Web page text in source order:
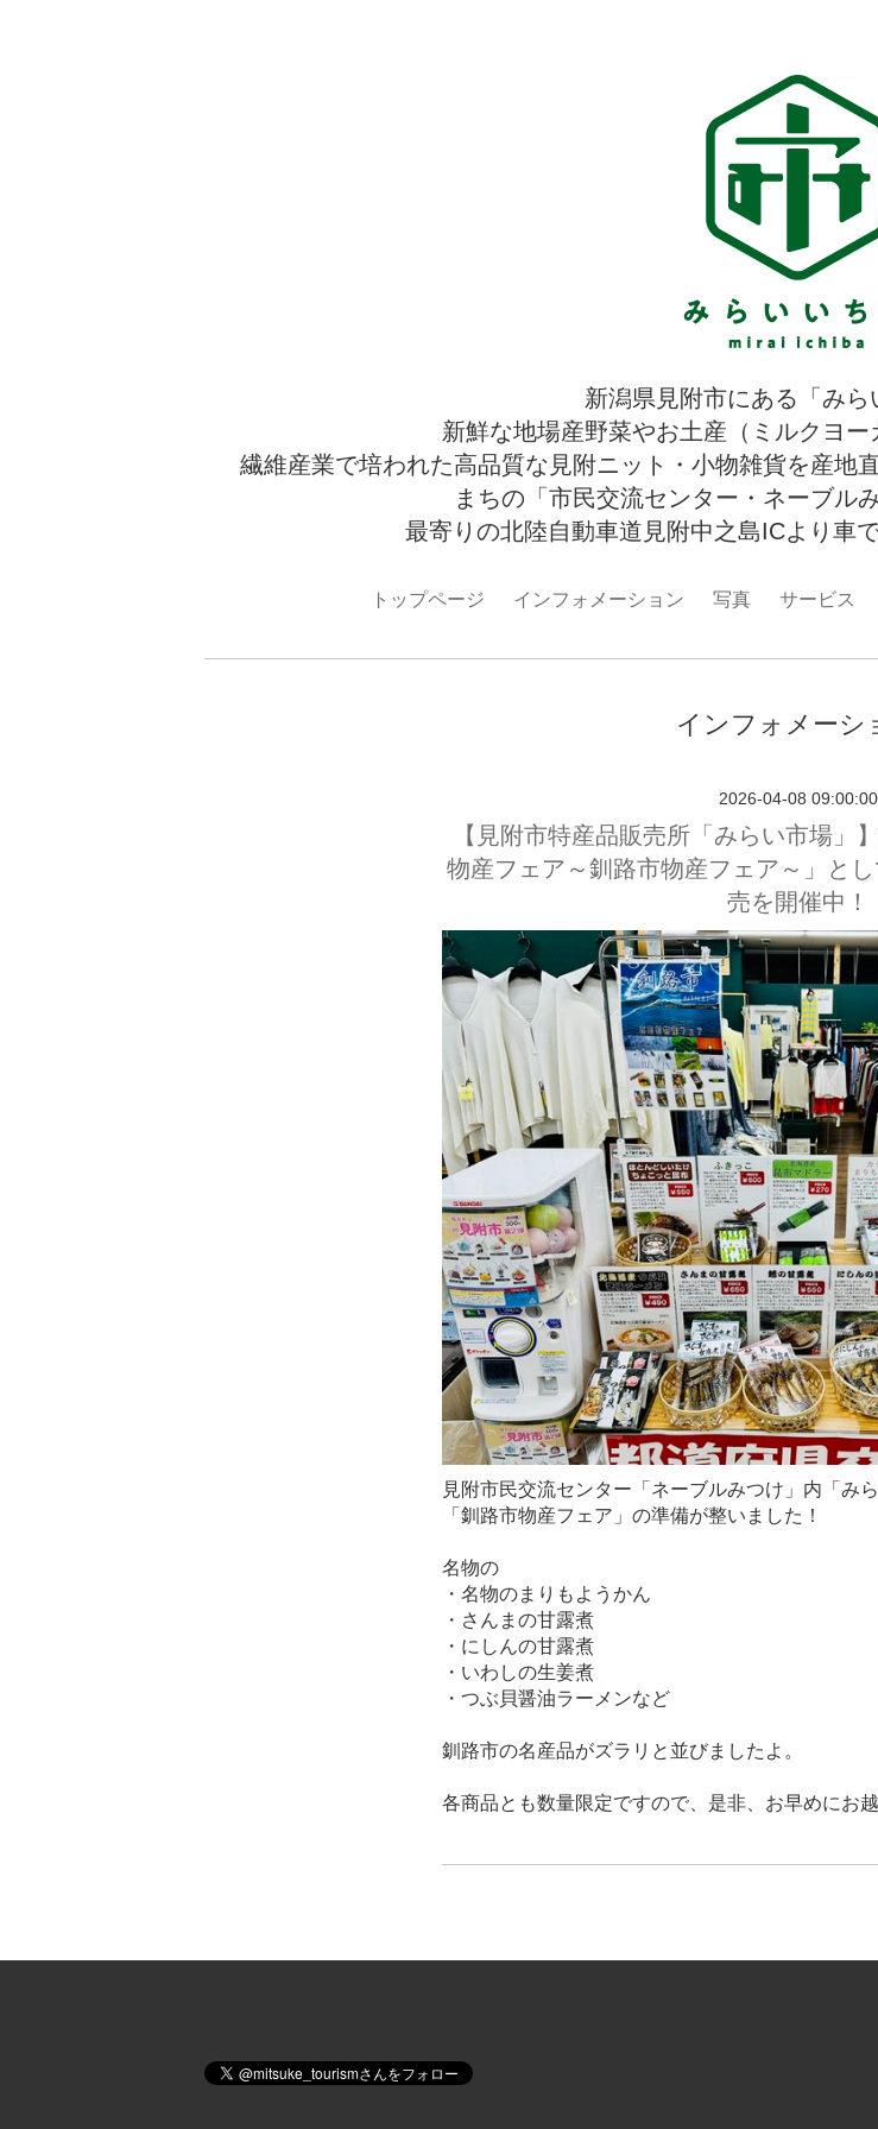
新潟県見附市にある「みら
新鮮な地場産野菜やお土産（ミルクヨ
繊維産業で培われた高品質な見附ニット・小物雑貨を産地
まちの「市民交流センター・ネーブル
最寄りの北陸自動車道見附中之島ICより車
トップページ インフォメーション 写真 サービス
インフォメーシ
2026-04-08 09:00:00
【見附市特産品販売所「みらい市場」
物産フェア～釧路市物産フェア～」と
売を開催中！
見附市民交流センター「ネーブルみつけ」内「み
「釧路市物産フェア」の準備が整いました！
名物の
・名物のまりもようかん
・さんまの甘露煮
・にしんの甘露煮
・いわしの生姜煮
・つぶ貝醤油ラーメンなど
釧路市の名産品がズラリと並びましたよ。
各商品とも数量限定ですので、是非、お早めにお越